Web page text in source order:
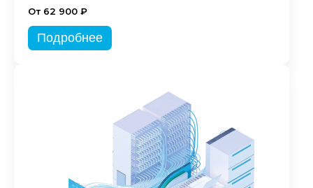
От 62 900 ₽
Подробнее